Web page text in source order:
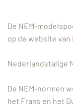
De NEM-
op de website van
Nederlandstalige
De NEM-normen
het Frans en het